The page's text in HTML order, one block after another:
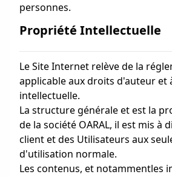
personnes.
Propriété Intellectuelle
Le Site Internet relève de la
applicable aux droits d'auteur et
intellectuelle.
La structure générale et est la
de la société OARAL, il est mis à
client et des Utilisateurs aux
d'utilisation normale.
Les contenus, et notammentles